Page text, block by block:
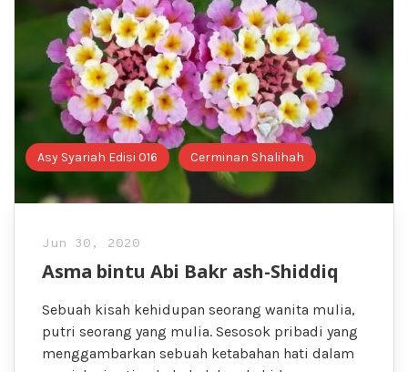
Asy Syariah Edisi 016 Cerminan Shalihah
Jun 30, 2020
Asma bintu Abi Bakr ash-Shiddiq
Sebuah kisah kehidupan seorang wanita mulia,
putri seorang yang mulia. Sesosok pribadi yang
menggambarkan sebuah ketabahan hati dalam